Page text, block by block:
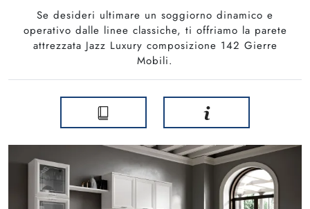
Se desideri ultimare un soggiorno dinamico e
operativo dalle linee classiche, ti offriamo la parete
attrezzata Jazz Luxury composizione 142 Gierre
Mobili.